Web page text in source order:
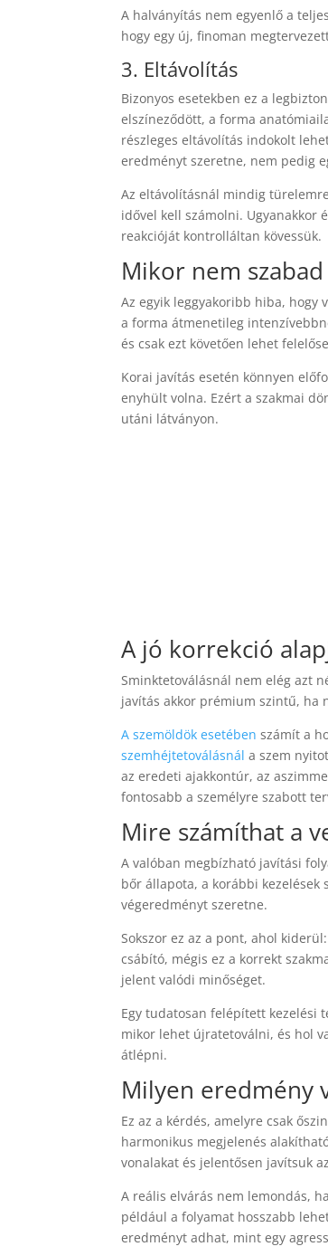
A halványítás nem egyenlő a
hogy egy új, finoman
3. Eltávolítás
Bizonyos esetekben ez a
elszíneződött, a forma
részleges eltávolítás indokolt
eredményt szeretne, nem pedig
Az eltávolításnál mindig
idővel kell számolni. Ugyanakkor
reakcióját kontrolláltan kövessük.
Mikor nem
Az egyik leggyakoribb hiba, hogy
a forma átmenetileg
és csak ezt követően lehet
Korai javítás esetén könnyen
enyhült volna. Ezért a szakmai
utáni látványon.
A jó korrekció
Sminktetoválásnál nem elég azt
javítás akkor prémium szintű, ha
A szemöldök esetében számít a
szemhéjtetoválásnál a szem
az eredeti ajakkontúr, az
fontosabb a személyre szabott
Mire számíthat a
A valóban megbízható javítási
bőr állapota, a korábbi kezelések
végeredményt szeretne.
Sokszor ez az a pont, ahol
csábító, mégis ez a korrekt
jelent valódi minőséget.
Egy tudatosan felépített kezelési
mikor lehet újratetoválni, és hol
átlépni.
Milyen eredmény
Ez az a kérdés, amelyre csak
harmonikus megjelenés
vonalakat és jelentősen javítsuk
A reális elvárás nem lemondás,
például a folyamat hosszabb
eredményt adhat, mint egy